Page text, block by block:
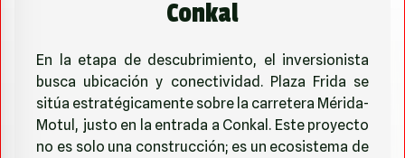
Conkal
En la etapa de descubrimiento, el inversionista
busca ubicación y conectividad. Plaza Frida se
sitúa estratégicamente sobre la carretera Mérida-
Motul, justo en la entrada a Conkal. Este proyecto
no es solo una construcción; es un ecosistema de